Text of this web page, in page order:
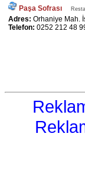
Paşa Sofrası
Adres: Orhaniye Mah.
Telefon: 0252 212 48